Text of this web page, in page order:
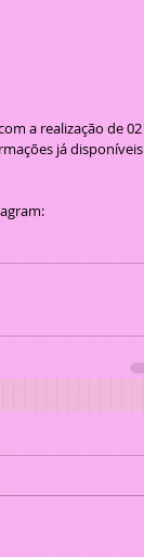
já disponíveis